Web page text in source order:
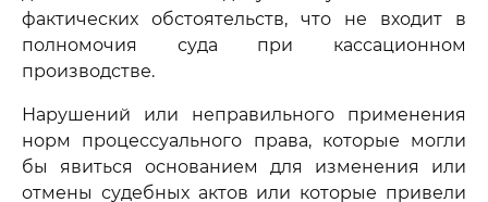
фактических обстоятельств, что не входит в
полномочия суда при кассационном
производстве.
Нарушений или неправильного применения
норм процессуального права, которые могли
бы явиться основанием для изменения или
отмены судебных актов или которые привели